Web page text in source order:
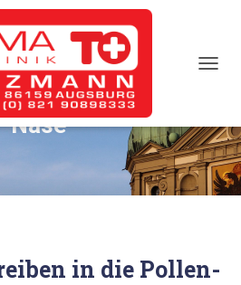
Nase
in die Pollen-